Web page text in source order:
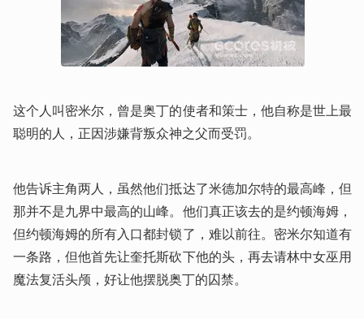
这个人叫密米尔，曾是奥丁的使者和策士，他自称是世上最
聪明的人，正因涉嫌背叛众神之父而受罚。
他告诉主角两人，虽然他们抵达了米德加尔特的最高峰，但
那并不是九界中最高的山峰。他们真正该去的是约顿海姆，
但约顿海姆的所有入口都封锁了，难以前往。密米尔知道有
一条路，但他首先让奎托斯砍下他的头，再去请林中女巫用
魔法复活头颅，好让他摆脱奥丁的囚禁。